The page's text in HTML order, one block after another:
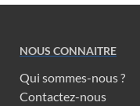
NOUS CONNAITRE
Qui sommes-nous ?
Contactez-nous